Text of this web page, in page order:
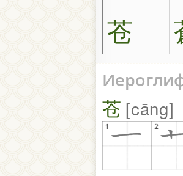
苍
苍 cāng